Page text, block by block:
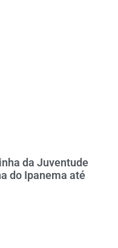
da Juventude
do Ipanema até